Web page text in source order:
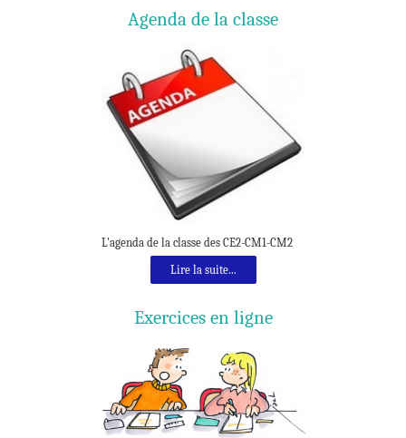
Agenda de la classe
L'agenda de la classe des CE2-CM1-CM2
Lire la suite...
Exercices en ligne